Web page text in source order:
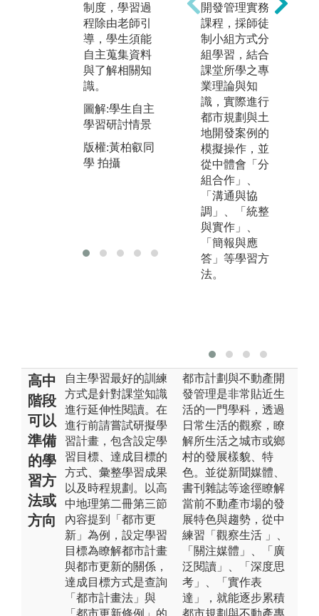
制度，學習過
程除由老師引
導，學生須能
自主蒐集資料
與了解相關知
識。
圖解:學生自主
學習研討情景
版權:黃柏叡同
學 拍攝
能，進行田野
調查、資料分
析、提案設計
與方案評估，
除須應用專業
能力，過程中
更重視團隊合
作、分工與溝
通協調。
圖解:規劃實作
課程學生簡報
案例分析情景
版權:黃柏叡同
學 拍攝
開發管理實務
課程，採師徒
制小組方式分
組學習，結合
課堂所學之專
業理論與知
識，實際進行
都市規劃與土
地開發案例的
模擬操作，並
從中體會「分
組合作」、
「溝通與協
調」、「統整
與實作」、
「簡報與應
答」等學習方
法。
高中
階段
可以
準備
的學
習方
法或
方向
自主學習最好的訓練
方式是針對課堂知識
進行延伸性閱讀。在
進行前請嘗試研擬學
習計畫，包含設定學
習目標、達成目標的
方式、彙整學習成果
以及時程規劃。以高
中地理第二冊第三節
內容提到「都市更
新」為例，設定學習
目標為瞭解都市計畫
與都市更新的關係，
達成目標方式是查詢
「都市計畫法」與
「都市更新條例」的
都市計劃與不動產開
發管理是非常貼近生
活的一門學科，透過
日常生活的觀察，瞭
解所生活之城市或鄉
村的發展樣貌、特
色。並從新聞媒體、
書刊雜誌等途徑瞭解
當前不動產市場的發
展特色與趨勢，從中
練習「觀察生活 」、
「關注媒體」、「廣
泛閱讀」、「深度思
考」、「實作表
達」，就能逐步累積
都市規劃與不動產專